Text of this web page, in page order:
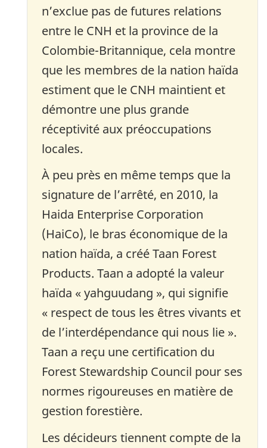
n’exclue pas de futures relations
entre le CNH et la province de la
Colombie-Britannique, cela montre
que les membres de la nation haïda
estiment que le CNH maintient et
démontre une plus grande
réceptivité aux préoccupations
locales.
À peu près en même temps que la
signature de l’arrêté, en 2010, la
Haida Enterprise Corporation
(HaiCo), le bras économique de la
nation haïda, a créé Taan Forest
Products. Taan a adopté la valeur
haïda « yahguudang », qui signifie
« respect de tous les êtres vivants et
de l’interdépendance qui nous lie ».
Taan a reçu une certification du
Forest Stewardship Council pour ses
normes rigoureuses en matière de
gestion forestière.
Les décideurs tiennent compte de la